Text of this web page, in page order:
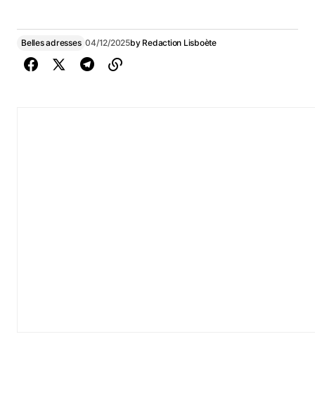
Belles adresses 04/12/2025by Redaction Lisboète